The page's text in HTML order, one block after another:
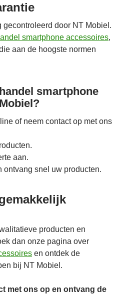
gecontroleerd door NT Mobiel.
smartphone accessoires,
aan de hoogste normen
smartphone
of neem contact op met ons
aan.
ontvang snel uw producten.
producten en
dan onze pagina over
en ontdek de
bij NT Mobiel.
met ons op en ontvang de